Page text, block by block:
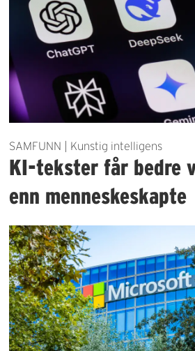
SAMFUNN | Kunstig intelligens
KI-tekster får bedre
enn menneskeskapte